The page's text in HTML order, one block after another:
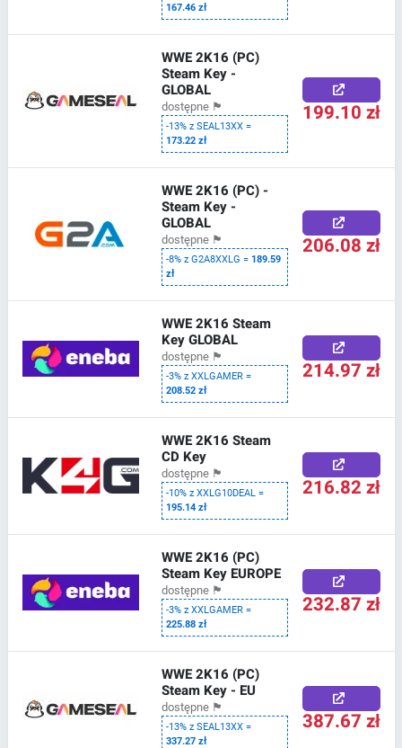
167.46 zł
WWE 2K16 (PC)
Steam Key -
GLOBAL
dostępne 🏴
-13% z SEAL13XX =
173.22 zł
199.10 zł
WWE 2K16 (PC) -
Steam Key -
GLOBAL
dostępne 🏴
-8% z G2A8XXLG =189.59
zł
206.08 zł
WWE 2K16 Steam
Key GLOBAL
dostępne 🏴
-3% z XXLGAMER =
208.52 zł
214.97 zł
WWE 2K16 Steam
CD Key
dostępne 🏴
-10% z XXLG10DEAL =
195.14 zł
216.82 zł
WWE 2K16 (PC)
Steam Key EUROPE
dostępne 🏴
-3% z XXLGAMER =
225.88 zł
232.87 zł
WWE 2K16 (PC)
Steam Key - EU
dostępne 🏴
-13% z SEAL13XX =
337.27 zł
387.67 zł